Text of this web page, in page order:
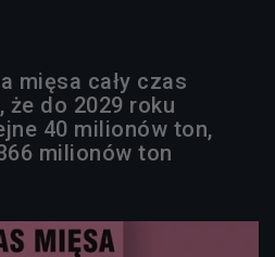
mięsa cały czas
że do 2029 roku
40 milionów ton,
milionów ton